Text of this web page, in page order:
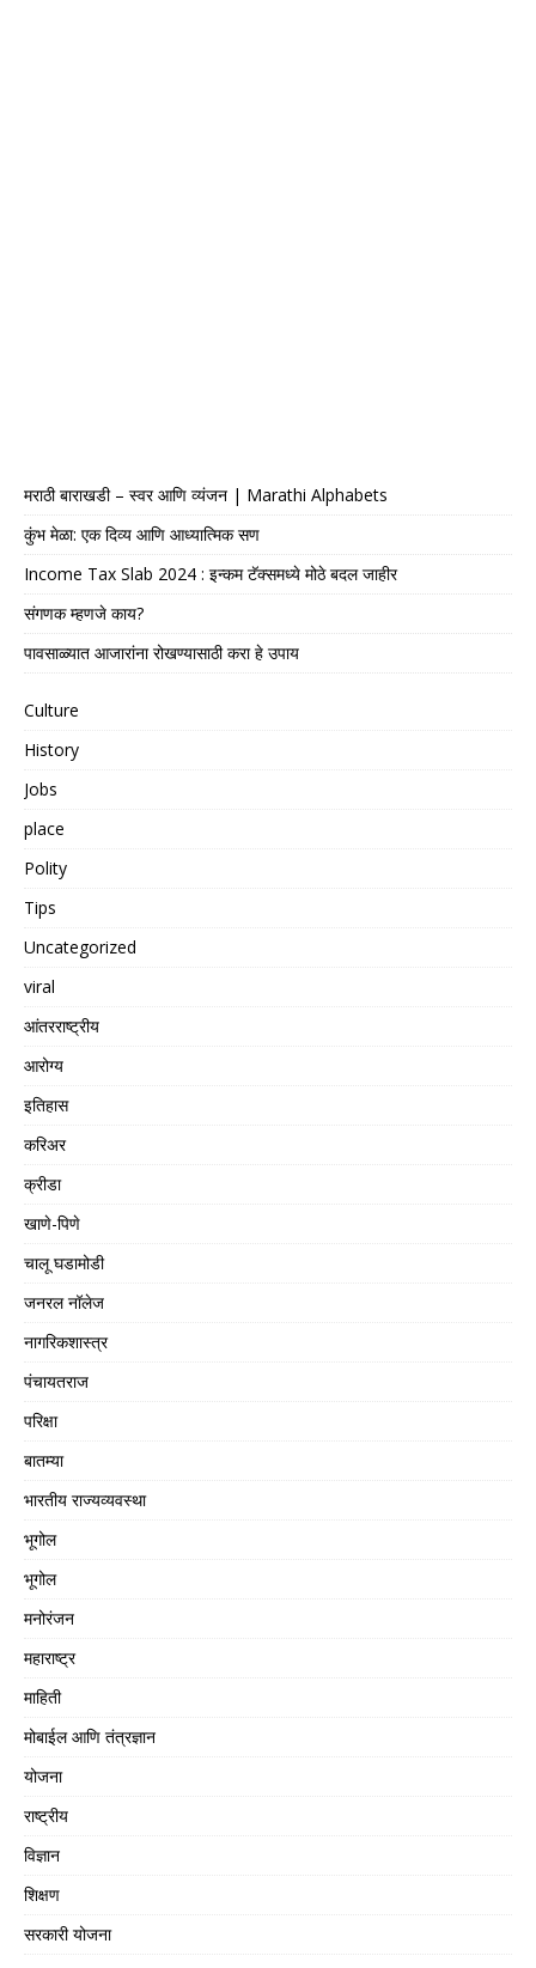
मराठी बाराखडी – स्वर आणि व्यंजन | Marathi Alphabets
कुंभ मेळा: एक दिव्य आणि आध्यात्मिक सण
Income Tax Slab 2024 : इन्कम टॅक्समध्ये मोठे बदल जाहीर
संगणक म्हणजे काय?
पावसाळ्यात आजारांना रोखण्यासाठी करा हे उपाय
Culture
History
Jobs
place
Polity
Tips
Uncategorized
viral
आंतरराष्ट्रीय
आरोग्य
इतिहास
करिअर
क्रीडा
खाणे-पिणे
चालू घडामोडी
जनरल नॉलेज
नागरिकशास्त्र
पंचायतराज
परिक्षा
बातम्या
भारतीय राज्यव्यवस्था
भूगोल
भूगोल
मनोरंजन
महाराष्ट्र
माहिती
मोबाईल आणि तंत्रज्ञान
योजना
राष्ट्रीय
विज्ञान
शिक्षण
सरकारी योजना